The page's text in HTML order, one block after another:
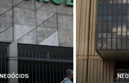
NEGÓCIOS